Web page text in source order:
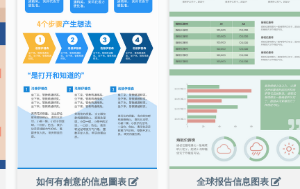
如何有創意的信息圖表 全球报告信息图表